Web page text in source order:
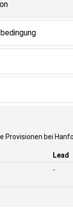
Provisionen bei
Lead
-